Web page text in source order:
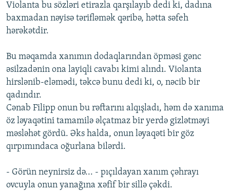
Violanta bu sözləri etirazla qarşılayıb dedi ki, dadına
baxmadan nəyisə tərifləmək qəribə, hətta səfeh
hərəkətdir.
Bu məqamda xanımın dodaqlarından öpməsi gənc
əsilzadənin ona layiqli cavabı kimi alındı. Violanta
hirslənib-eləmədi, təkcə bunu dedi ki, o, nəcib bir
qadındır.
Cənab Filipp onun bu rəftarını alqışladı, həm də xanıma
öz ləyaqətini tamamilə əlçatmaz bir yerdə gizlətməyi
məsləhət gördü. Əks halda, onun ləyaqəti bir göz
qırpımındaca oğurlana bilərdi.
- Görün neynirsiz də... - pıçıldayan xanım çəhrayı
ovcuyla onun yanağına xəfif bir sillə çəkdi.